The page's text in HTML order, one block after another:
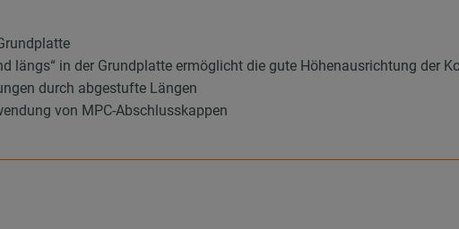
längs“ in der Grundplatte ermöglicht die gute Höhenausrichtung der
durch abgestufte Längen
von MPC-Abschlusskappen